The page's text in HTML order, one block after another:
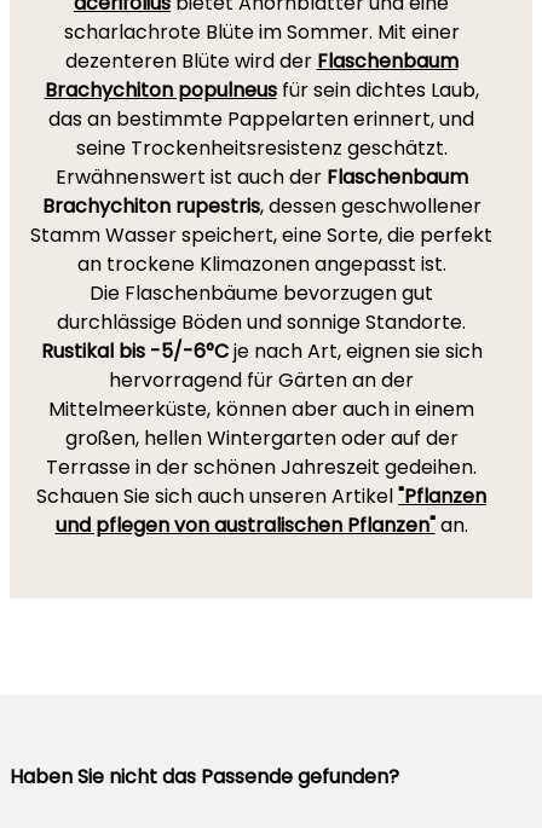
scharlachrote Blüte im Sommer. Mit einer
dezenteren Blüte wird der Flaschenbaum
Brachychiton populneusfür sein dichtes Laub,
das an bestimmte Pappelarten erinnert, und
seine Trockenheitsresistenz geschätzt.
Erwähnenswert ist auch der Flaschenbaum
Brachychiton rupestris, dessen geschwollener
Stamm Wasser speichert, eine Sorte, die perfekt
an trockene Klimazonen angepasst ist.
Die Flaschenbäume bevorzugen gut
durchlässige Böden und sonnige Standorte.
Rustikal bis -5/-6°Cje nach Art, eignen sie sich
hervorragend für Gärten an der
Mittelmeerküste, können aber auch in einem
großen, hellen Wintergarten oder auf der
Terrasse in der schönen Jahreszeit gedeihen.
Schauen Sie sich auch unseren Artikel"Pflanzen
und pflegen von australischen Pflanzen"an.
Haben Sie nicht das Passende gefunden?